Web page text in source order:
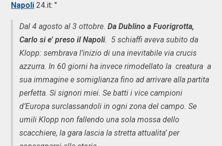
Napoli 24.it: "
Dal 4 agosto al 3 ottobre. Da Dublino a Fuorigrotta,
Carlo si e’ preso il Napoli. 5 schiaffi aveva subito da
Klopp: sembrava l’inizio di una inevitabile via crucis
azzurra. In 60 giorni ha invece rimodellato la creatura a
sua immagine e somiglianza fino ad arrivare alla partita
perfetta. Si signori miei. Se batti i vice campioni
d’Europa surclassandoli in ogni zona del campo. Se
umili Klopp non fallendo una sola mossa dello
scacchiere, la gara lascia la stretta attualita’ per